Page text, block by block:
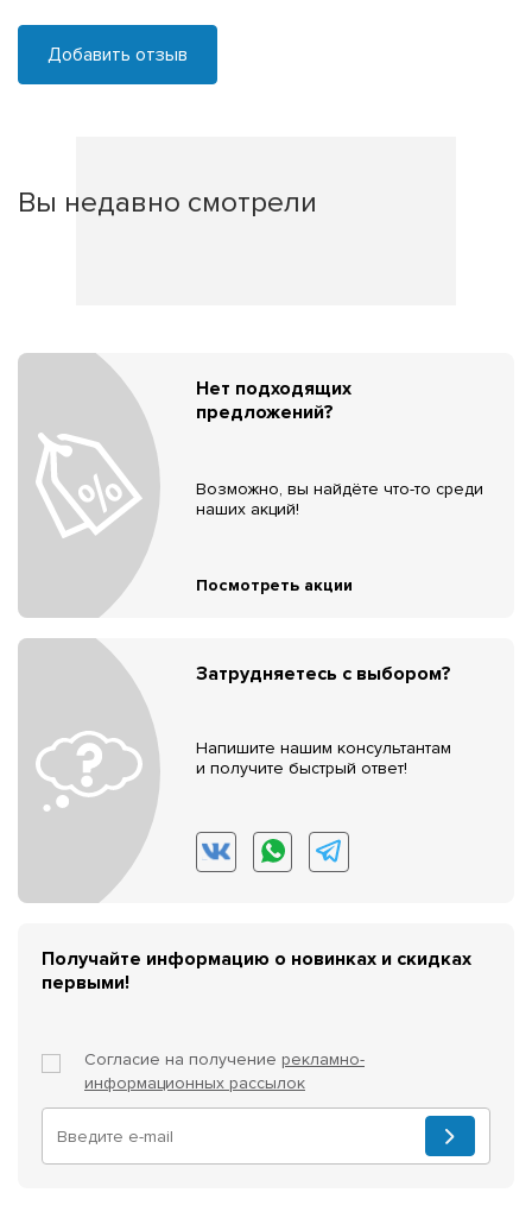
Добавить отзыв
Вы недавно смотрели
Нет подходящих
предложений?
Возможно, вы найдёте что-то среди
наших акций!
Посмотреть акции
Затрудняетесь с выбором?
Напишите нашим консультантам
и получите быстрый ответ!
Получайте информацию о новинках и скидках
первыми!
Согласие на получение рекламно-
информационных рассылок